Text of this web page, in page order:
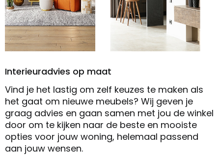
Interieuradvies op maat
Vind je het lastig om zelf keuzes te maken als
het gaat om nieuwe meubels? Wij geven je
graag advies en gaan samen met jou de winkel
door om te kijken naar de beste en mooiste
opties voor jouw woning, helemaal passend
aan jouw wensen.